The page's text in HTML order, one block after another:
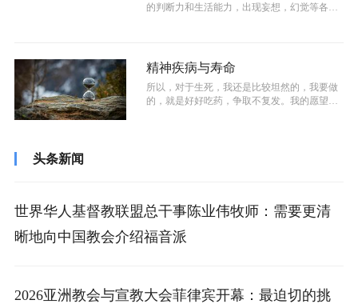
的判断力和生活能力，出现妄想，幻觉等各种
精神疾病与寿命
所以，对于生死，我还是比较坦然的，我要做
的，就是好好吃药，争取不复发。我的愿望
头条新闻
世界华人基督教联盟总干事陈业伟牧师：需要更清
晰地向中国教会介绍福音派
2026亚洲教会与宣教大会菲律宾开幕：最迫切的挑